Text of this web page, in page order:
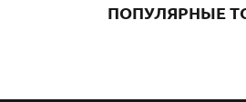
ПОПУЛЯРНЫЕ